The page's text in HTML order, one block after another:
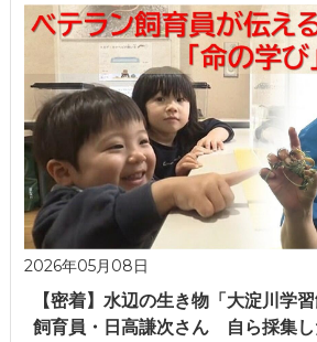
2026年05月08日
【密着】水辺の生き物「大淀川学
飼育員・日高謙次さん 自ら採集し